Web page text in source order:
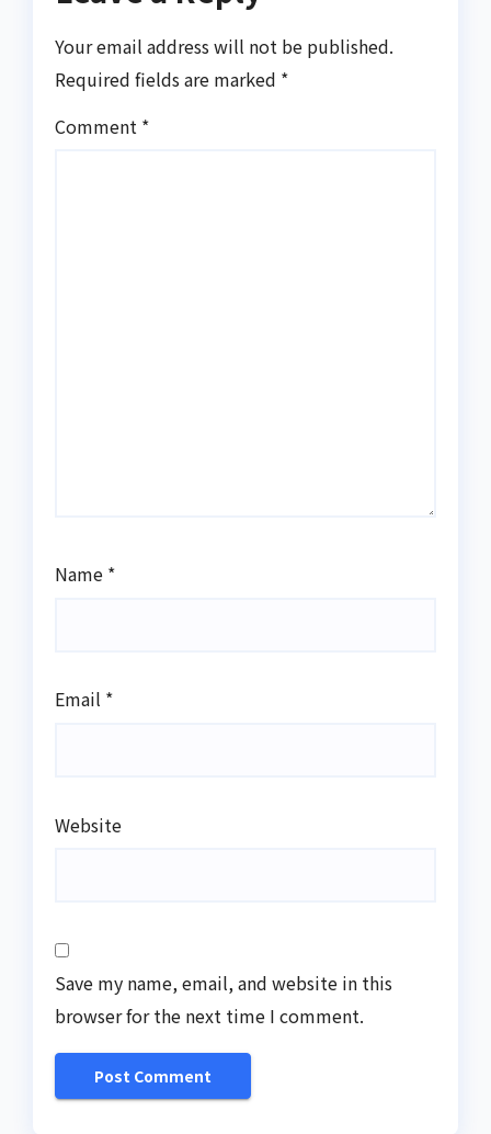
Your email address will not be published.
Required fields are marked *
Comment *
Name *
Email *
Website
Save my name, email, and website in this
browser for the next time I comment.